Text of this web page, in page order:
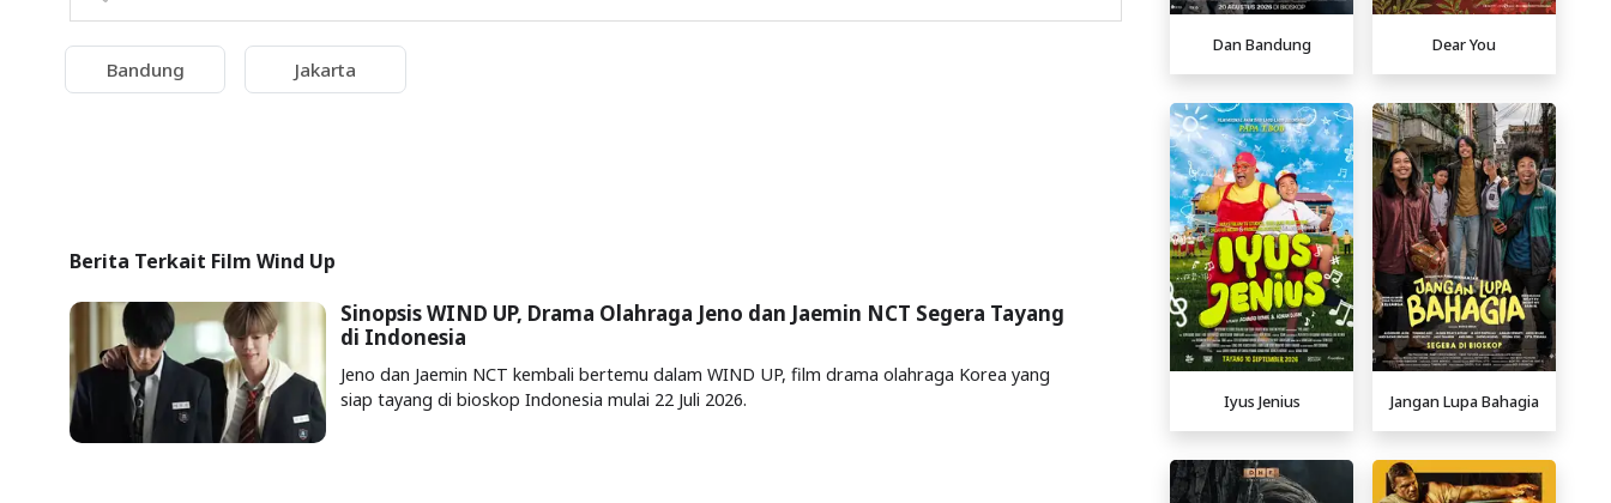
Bandung Jakarta
Berita Terkait Film Wind Up
Sinopsis WIND UP, Drama Olahraga Jeno dan Jaemin NCT Segera Tayang
di Indonesia
Jeno dan Jaemin NCT kembali bertemu dalam WIND UP, film drama olahraga Korea yang
siap tayang di bioskop Indonesia mulai 22 Juli 2026.
Dan Bandung Dear You
Iyus Jenius Jangan Lupa Bahagia